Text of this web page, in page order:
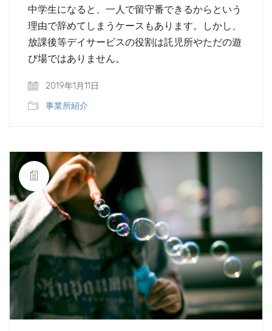
中学生になると、一人で留守番できるからという
理由で辞めてしまうケースもあります。しかし、
放課後等デイサービスの役割は託児所やただの遊
び場ではありません。
2019年1月11日
事業所紹介